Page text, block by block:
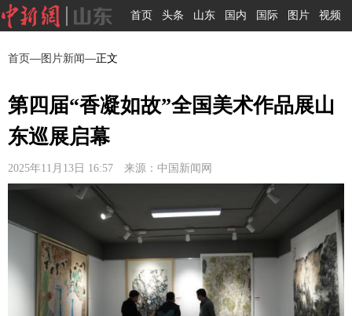
首页 头条 山东 国内 国际 图片 视频
首页—图片新闻—正文
第四届“香凝如故”全国美术作品展山
东巡展启幕
2025年11月13日 16:57 来源：中国新闻网